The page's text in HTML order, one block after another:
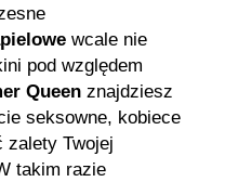
wcale nie
pod względem
Queen znajdziesz
seksowne, kobiece
zalety Twojej
takim razie